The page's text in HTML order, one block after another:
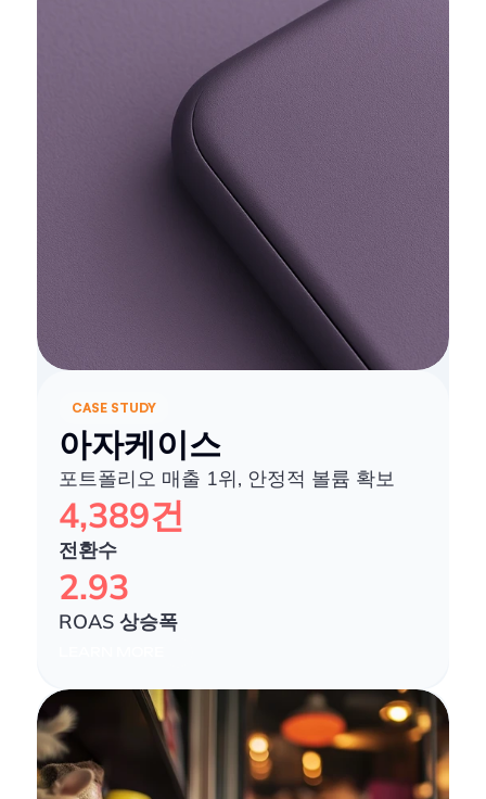
CASE STUDY
아자케이스
포트폴리오 매출 1위, 안정적 볼륨 확보
4,389건
전환수
2.93
ROAS 상승폭